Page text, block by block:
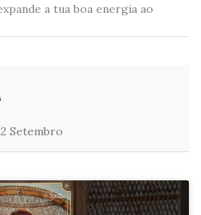
a tua boa energia ao
Setembro